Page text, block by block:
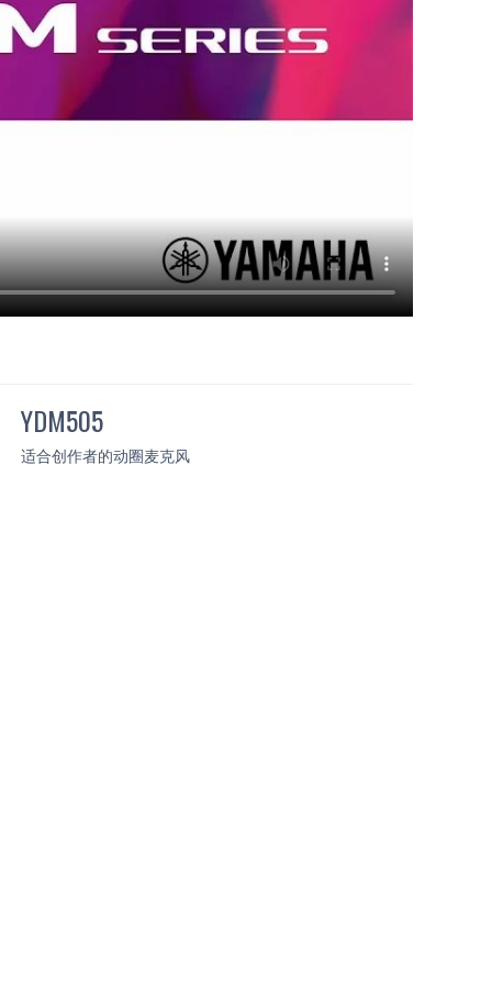
YDM505
适合创作者的动圈麦克风